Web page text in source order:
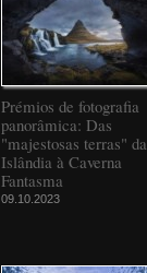
Prémios de fotografia
panorâmica: Das
"majestosas terras" da
Islândia à Caverna
Fantasma
09.10.2023